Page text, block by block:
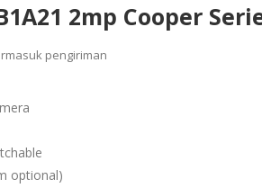
2mp Cooper
pengiriman
optional)